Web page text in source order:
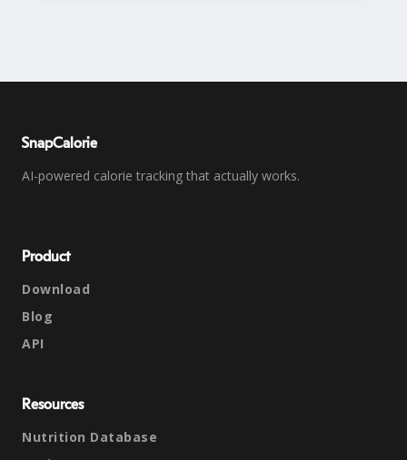
SnapCalorie
AI-powered calorie tracking that actually works.
Product
Download
Blog
API
Resources
Nutrition Database